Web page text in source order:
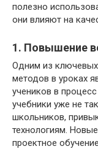
полезно
они влияют на
1. Повышение
Одним из
методов в уроках
учеников в
учебники уже не
школьников,
технологиям.
проектное